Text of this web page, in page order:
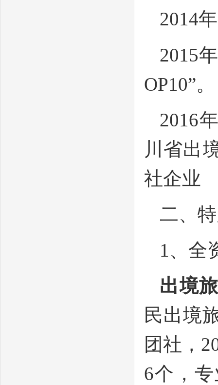
2014
2015
OP10”。
2016
川省出
社企业
二、
1、全
出境
民出境
团社，
6个，